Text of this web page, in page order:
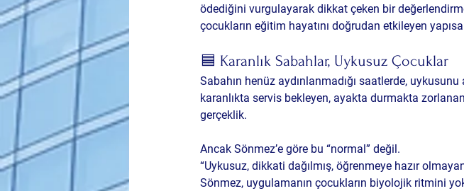
ödediğini vurgulayarak dikkat çeken bir
çocukların eğitim hayatını doğrudan etkileyen
🟦 Karanlık Sabahlar, Uykusuz Çocuklar
Sabahın henüz aydınlanmadığı saatlerde,
karanlıkta servis bekleyen, ayakta durmakta
gerçeklik.
Ancak Sönmez’e göre bu “normal” değil.
“Uykusuz, dikkati dağılmış, öğrenmeye hazır
Sönmez, uygulamanın çocukların biyolojik ritmini